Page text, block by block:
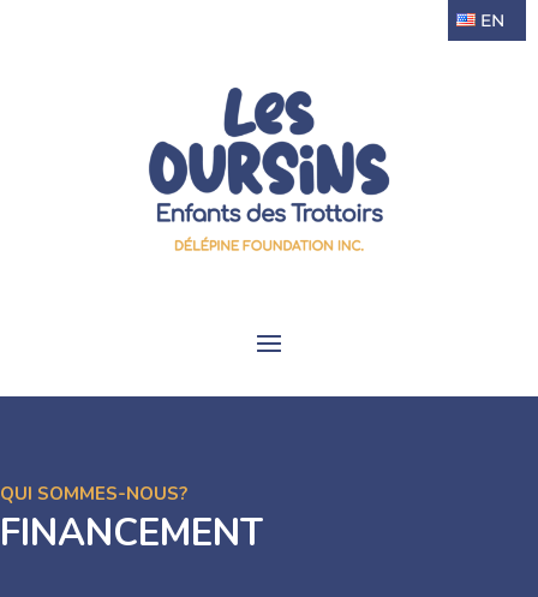
EN
QUI SOMMES-NOUS?
FINANCEMENT